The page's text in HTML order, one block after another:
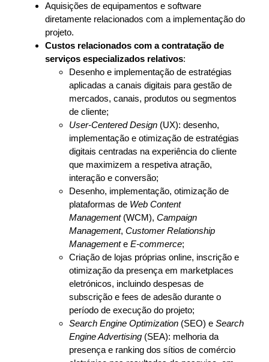
Aquisições de equipamentos e software
diretamente relacionados com a implementação do
projeto.
Custos relacionados com a contratação de
serviços especializados relativos:
Desenho e implementação de estratégias
aplicadas a canais digitais para gestão de
mercados, canais, produtos ou segmentos
de cliente;
User-Centered Design (UX): desenho,
implementação e otimização de estratégias
digitais centradas na experiência do cliente
que maximizem a respetiva atração,
interação e conversão;
Desenho, implementação, otimização de
plataformas de Web Content
Management(WCM), Campaign
Management, Customer Relationship
Managemente E-commerce;
Criação de lojas próprias online, inscrição e
otimização da presença em marketplaces
eletrónicos, incluindo despesas de
subscrição e fees de adesão durante o
período de execução do projeto;
Search Engine Optimization (SEO) e Search
Engine Advertising (SEA): melhoria da
presença e ranking dos sítios de comércio